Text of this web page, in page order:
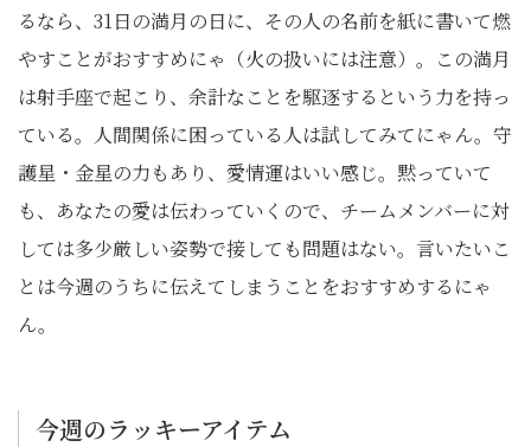
るなら、31日の満月の日に、その人の名前を紙に書いて燃
やすことがおすすめにゃ（火の扱いには注意）。この満月
は射手座で起こり、余計なことを駆逐するという力を持っ
ている。人間関係に困っている人は試してみてにゃん。守
護星・金星の力もあり、愛情運はいい感じ。黙っていて
も、あなたの愛は伝わっていくので、チームメンバーに対
しては多少厳しい姿勢で接しても問題はない。言いたいこ
とは今週のうちに伝えてしまうことをおすすめするにゃ
ん。
今週のラッキーアイテム